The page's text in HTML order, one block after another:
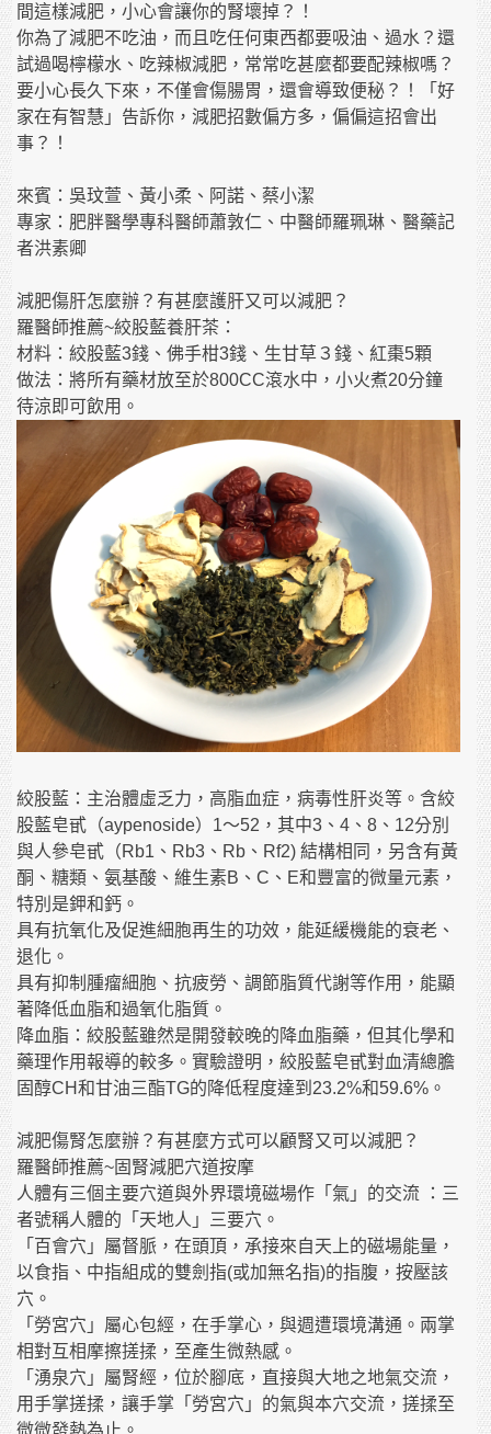
間這樣減肥，小心會讓你的腎壞掉？！
你為了減肥不吃油，而且吃任何東西都要吸油、過水？還
試過喝檸檬水、吃辣椒減肥，常常吃甚麼都要配辣椒嗎？
要小心長久下來，不僅會傷腸胃，還會導致便秘？！「好
家在有智慧」告訴你，減肥招數偏方多，偏偏這招會出
事？！
來賓：吳玟萱、黃小柔、阿諾、蔡小潔
專家：肥胖醫學專科醫師蕭敦仁、中醫師羅珮琳、醫藥記
者洪素卿
減肥傷肝怎麼辦？有甚麼護肝又可以減肥？
羅醫師推薦~絞股藍養肝茶：
材料：絞股藍3錢、佛手柑3錢、生甘草３錢、紅棗5顆
做法：將所有藥材放至於800CC滾水中，小火煮20分鐘
待涼即可飲用。
絞股藍：主治體虛乏力，高脂血症，病毒性肝炎等。含絞
股藍皂甙（aypenoside）1～52，其中3、4、8、12分別
與人參皂甙（Rb1、Rb3、Rb、Rf2) 結構相同，另含有黃
酮、糖類、氨基酸、維生素B、C、E和豐富的微量元素，
特別是鉀和鈣。
具有抗氧化及促進細胞再生的功效，能延緩機能的衰老、
退化。
具有抑制腫瘤細胞、抗疲勞、調節脂質代謝等作用，能顯
著降低血脂和過氧化脂質。
降血脂：絞股藍雖然是開發較晚的降血脂藥，但其化學和
藥理作用報導的較多。實驗證明，絞股藍皂甙對血清總膽
固醇CH和甘油三酯TG的降低程度達到23.2%和59.6%。
減肥傷腎怎麼辦？有甚麼方式可以顧腎又可以減肥？
羅醫師推薦~固腎減肥穴道按摩
人體有三個主要穴道與外界環境磁場作「氣」的交流 ：三
者號稱人體的「天地人」三要穴。
「百會穴」屬督脈，在頭頂，承接來自天上的磁場能量，
以食指、中指組成的雙劍指(或加無名指)的指腹，按壓該
穴。
「勞宮穴」屬心包經，在手掌心，與週遭環境溝通。兩掌
相對互相摩擦搓揉，至產生微熱感。
「湧泉穴」屬腎經，位於腳底，直接與大地之地氣交流，
用手掌搓揉，讓手掌「勞宮穴」的氣與本穴交流，搓揉至
微微發熱為止。